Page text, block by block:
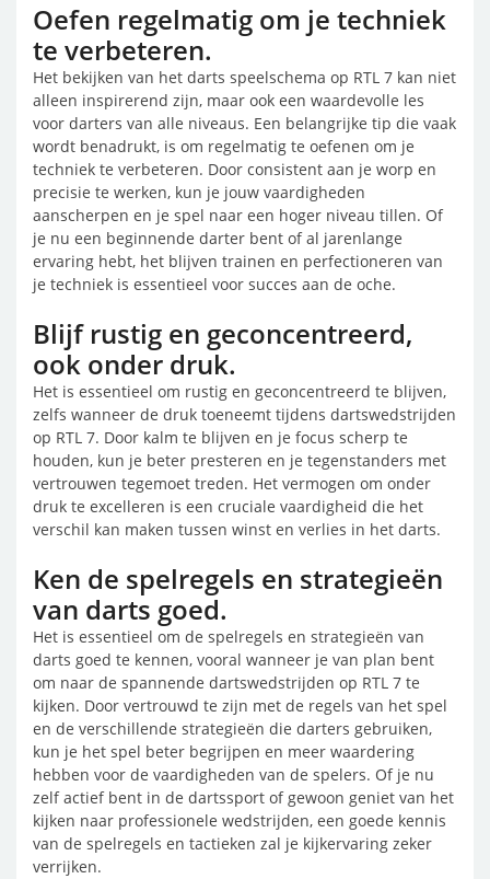
Oefen regelmatig om je techniek
te verbeteren.
Het bekijken van het darts speelschema op RTL 7 kan niet
alleen inspirerend zijn, maar ook een waardevolle les
voor darters van alle niveaus. Een belangrijke tip die vaak
wordt benadrukt, is om regelmatig te oefenen om je
techniek te verbeteren. Door consistent aan je worp en
precisie te werken, kun je jouw vaardigheden
aanscherpen en je spel naar een hoger niveau tillen. Of
je nu een beginnende darter bent of al jarenlange
ervaring hebt, het blijven trainen en perfectioneren van
je techniek is essentieel voor succes aan de oche.
Blijf rustig en geconcentreerd,
ook onder druk.
Het is essentieel om rustig en geconcentreerd te blijven,
zelfs wanneer de druk toeneemt tijdens dartswedstrijden
op RTL 7. Door kalm te blijven en je focus scherp te
houden, kun je beter presteren en je tegenstanders met
vertrouwen tegemoet treden. Het vermogen om onder
druk te excelleren is een cruciale vaardigheid die het
verschil kan maken tussen winst en verlies in het darts.
Ken de spelregels en strategieën
van darts goed.
Het is essentieel om de spelregels en strategieën van
darts goed te kennen, vooral wanneer je van plan bent
om naar de spannende dartswedstrijden op RTL 7 te
kijken. Door vertrouwd te zijn met de regels van het spel
en de verschillende strategieën die darters gebruiken,
kun je het spel beter begrijpen en meer waardering
hebben voor de vaardigheden van de spelers. Of je nu
zelf actief bent in de dartssport of gewoon geniet van het
kijken naar professionele wedstrijden, een goede kennis
van de spelregels en tactieken zal je kijkervaring zeker
verrijken.